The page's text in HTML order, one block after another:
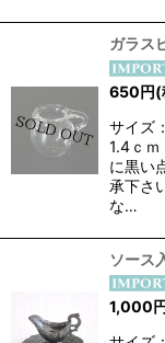
ガラス
650円(
サイズ
1.4ｃ
に黒い
承下さ
な…
ソース
1,000